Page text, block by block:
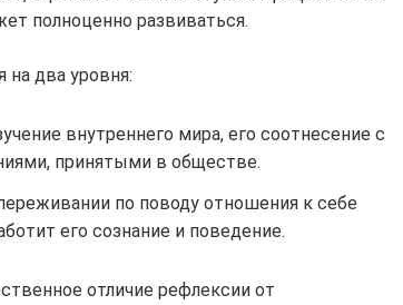
полноценно развиваться.
на два уровня:
внутреннего мира, его соотнесение с
принятыми в обществе.
по поводу отношения к себе
его сознание и поведение.
отличие рефлексии от